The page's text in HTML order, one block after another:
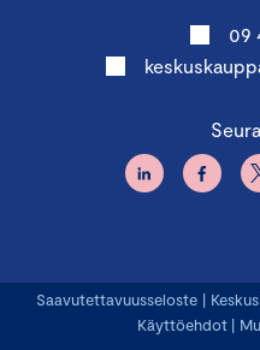
09
Saavutettavuusseloste |
Käyttöehdot |